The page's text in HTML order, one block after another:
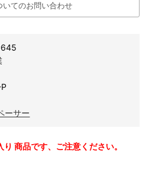
いてのお問い合わせ
ーサー
商品です、ご注意ください。